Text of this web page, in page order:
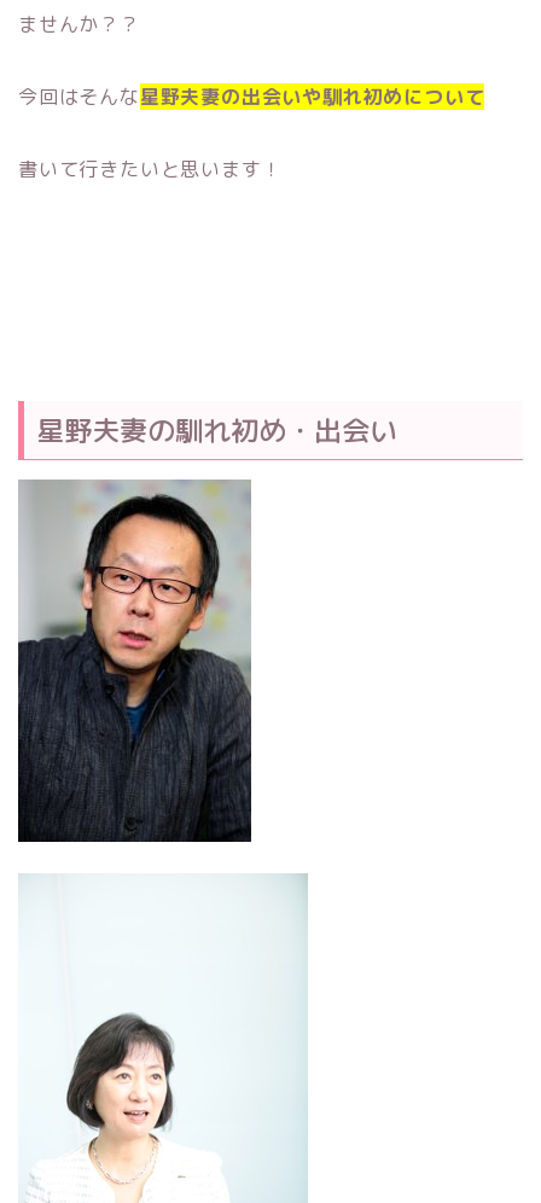
ませんか？？
今回はそんな星野夫妻の出会いや馴れ初めについて
書いて行きたいと思います！
星野夫妻の馴れ初め・出会い